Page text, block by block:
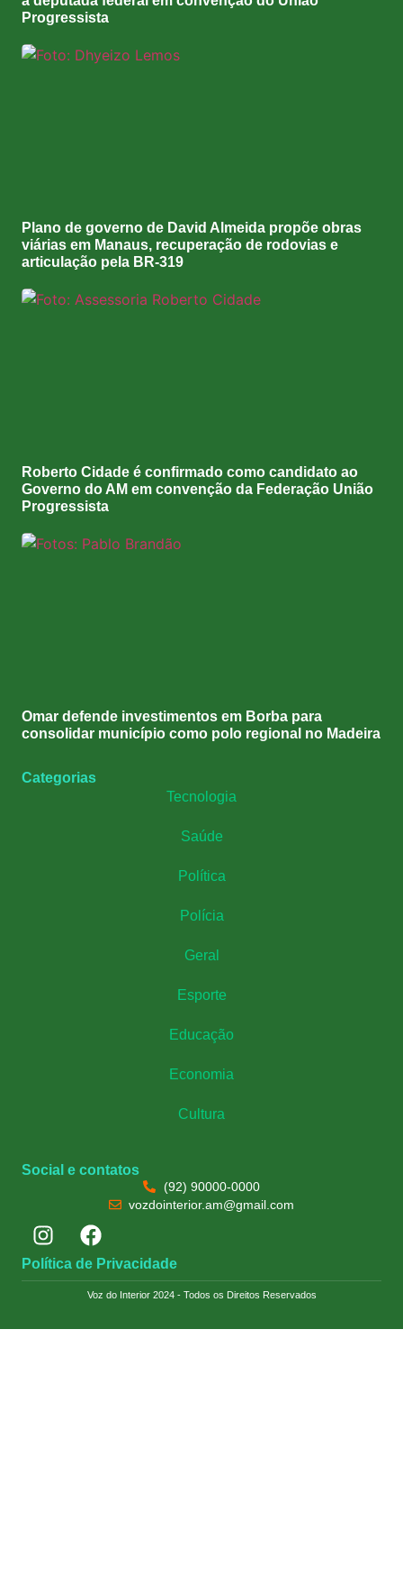
Progressista
Plano de governo de David Almeida propõe obras
viárias em Manaus, recuperação de rodovias e
articulação pela BR-319
Roberto Cidade é confirmado como candidato ao
Governo do AM em convenção da Federação União
Progressista
Omar defende investimentos em Borba para
consolidar município como polo regional no Madeira
Categorias
Tecnologia
Saúde
Política
Polícia
Geral
Esporte
Educação
Economia
Cultura
Social e contatos
(92) 90000-0000
vozdointerior.am@gmail.com
Política de Privacidade
Voz do Interior 2024 - Todos os Direitos Reservados